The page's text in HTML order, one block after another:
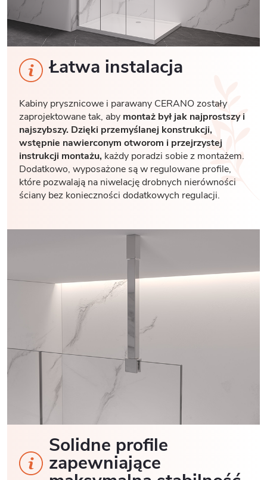
Łatwa instalacja
Kabiny prysznicowe i parawany CERANO zostały
zaprojektowane tak, aby montaż był jak najprostszy i
najszybszy. Dzięki przemyślanej konstrukcji,
wstępnie nawierconym otworom i przejrzystej
instrukcji montażu, każdy poradzi sobie z montażem.
Dodatkowo, wyposażone są w regulowane profile,
które pozwalają na niwelację drobnych nierówności
ściany bez konieczności dodatkowych regulacji.
Solidne profile
zapewniające